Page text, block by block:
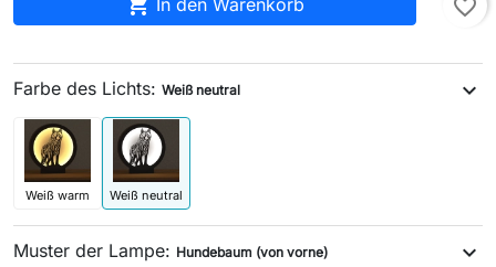
favorite_border
Farbe des Lichts: Weiß neutral expand_more
Weiß warm Weiß neutral
Muster der Lampe: Hundebaum (von vorne) expand_more